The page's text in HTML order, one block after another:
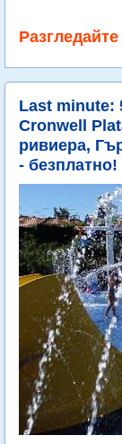
Last minute:
Cronwell
ривиера,
- безплатно!